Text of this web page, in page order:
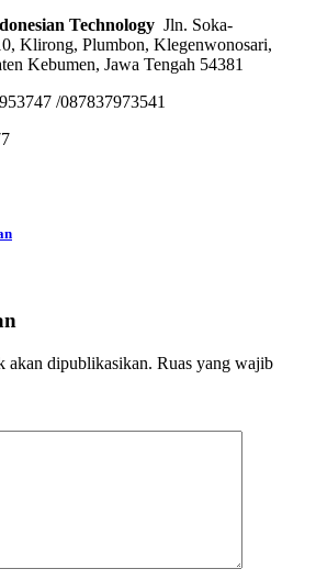
Technology Jln. Soka-
Klirong, Plumbon, Klegenwonosari,
Kebumen, Jawa Tengah 54381
/087837973541
akan dipublikasikan. Ruas yang wajib